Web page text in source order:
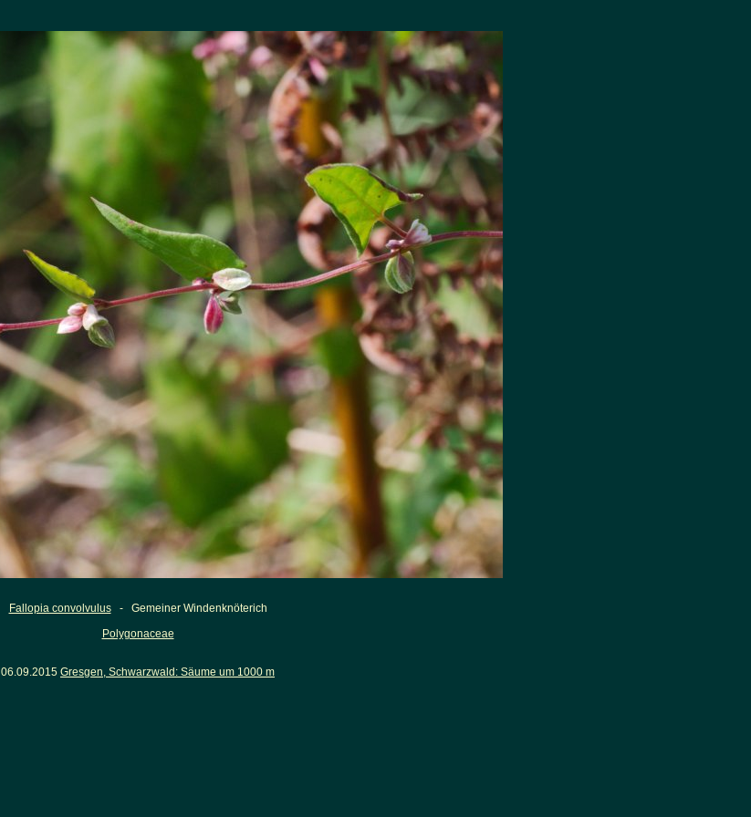
Fallopia convolvulus- Gemeiner Windenknöterich
Polygonaceae
06.09.2015 Gresgen, Schwarzwald: Säume um 1000 m